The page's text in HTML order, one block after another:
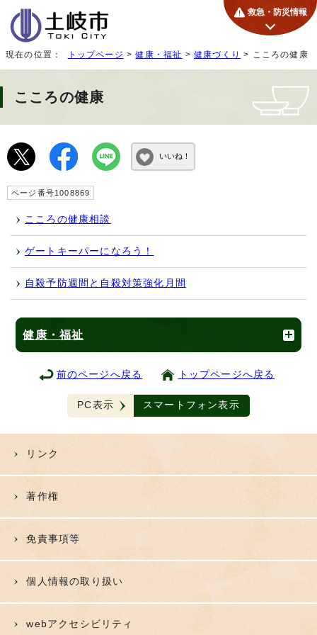
救急・防災情報
現在の位置： トップページ >健康・福祉 >健康づくり > こころの健康
こころの健康
いいね！
ページ番号1008869
こころの健康相談
ゲートキーパーになろう！
自殺予防週間と自殺対策強化月間
健康・福祉
前のページへ戻る トップページへ戻る
PC表示 スマートフォン表示
リンク
著作権
免責事項等
個人情報の取り扱い
webアクセシビリティ